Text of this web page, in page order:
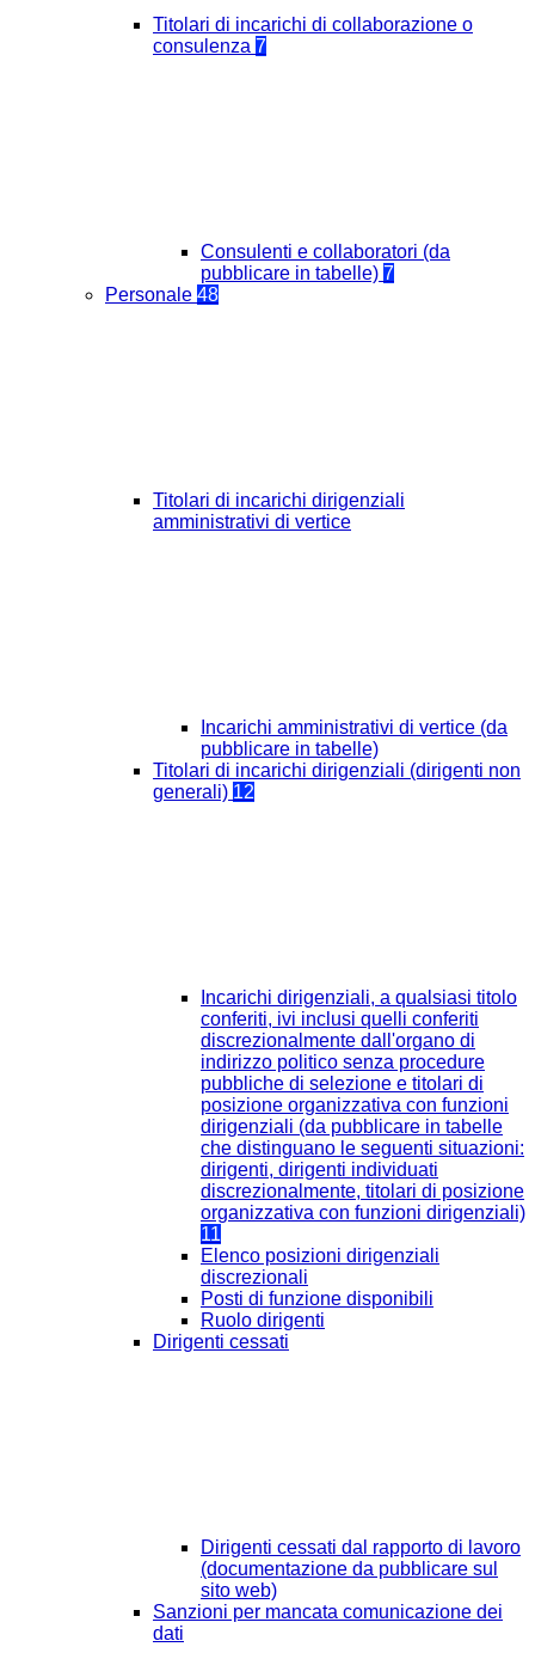
Titolari di incarichi di collaborazione o
consulenza 7
Consulenti e collaboratori (da
pubblicare in tabelle) 7
Personale 48
Titolari di incarichi dirigenziali
amministrativi di vertice
Incarichi amministrativi di vertice (da
pubblicare in tabelle)
Titolari di incarichi dirigenziali (dirigenti non
generali) 12
Incarichi dirigenziali, a qualsiasi titolo
conferiti, ivi inclusi quelli conferiti
discrezionalmente dall'organo di
indirizzo politico senza procedure
pubbliche di selezione e titolari di
posizione organizzativa con funzioni
dirigenziali (da pubblicare in tabelle
che distinguano le seguenti situazioni:
dirigenti, dirigenti individuati
discrezionalmente, titolari di posizione
organizzativa con funzioni dirigenziali)
11
Elenco posizioni dirigenziali
discrezionali
Posti di funzione disponibili
Ruolo dirigenti
Dirigenti cessati
Dirigenti cessati dal rapporto di lavoro
(documentazione da pubblicare sul
sito web)
Sanzioni per mancata comunicazione dei
dati